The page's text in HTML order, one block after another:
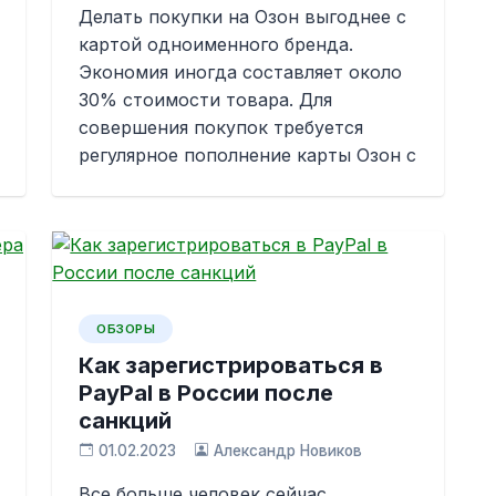
Делать покупки на Озон выгоднее с
картой одноименного бренда.
Экономия иногда составляет около
30% стоимости товара. Для
совершения покупок требуется
регулярное пополнение карты Озон с
ОБЗОРЫ
Как зарегистрироваться в
PayPal в России после
санкций
01.02.2023 Александр Новиков